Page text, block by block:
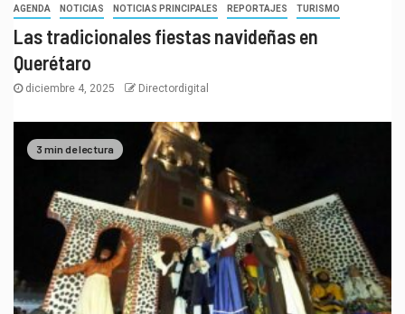
AGENDA NOTICIAS NOTICIAS PRINCIPALES REPORTAJES TURISMO
Las tradicionales fiestas navideñas en
Querétaro
diciembre 4, 2025 Directordigital
3 min de lectura